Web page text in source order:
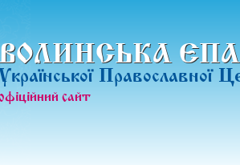
ВОЛИНСЬКА
Української Православної
офiцiйний сайт